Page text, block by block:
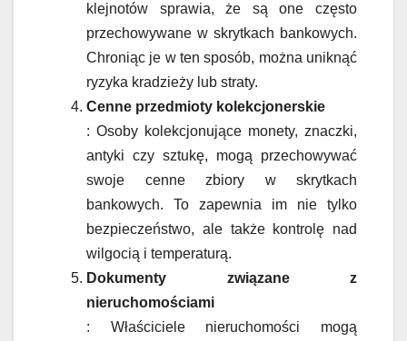
klejnotów sprawia, że są one często
przechowywane w skrytkach bankowych.
Chroniąc je w ten sposób, można uniknąć
ryzyka kradzieży lub straty.
Cenne przedmioty kolekcjonerskie
: Osoby kolekcjonujące monety, znaczki,
antyki czy sztukę, mogą przechowywać
swoje cenne zbiory w skrytkach
bankowych. To zapewnia im nie tylko
bezpieczeństwo, ale także kontrolę nad
wilgocią i temperaturą.
Dokumenty związane z
nieruchomościami
: Właściciele nieruchomości mogą